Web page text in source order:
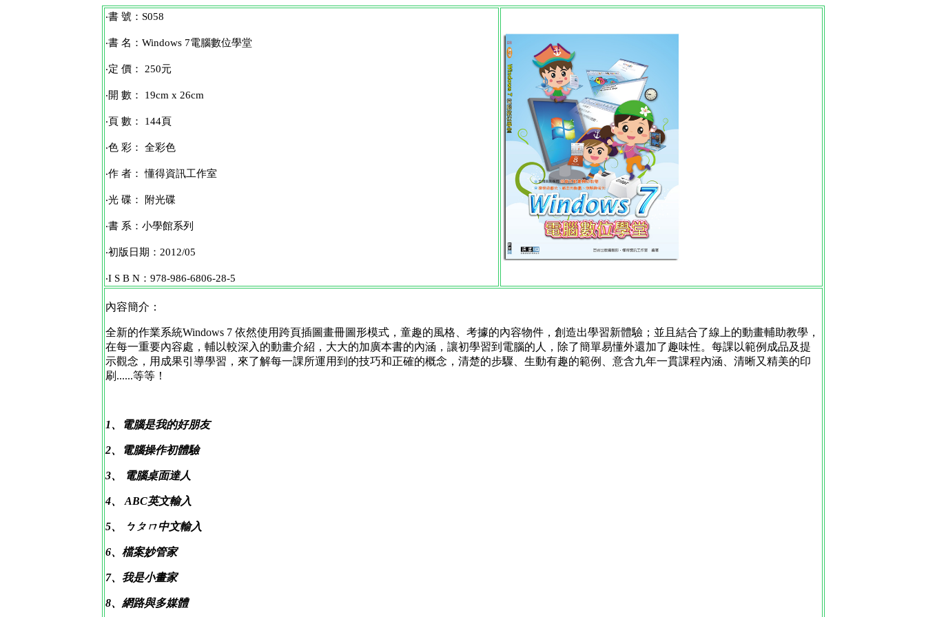
‧書 號：S058
‧書 名：Windows 7電腦數位學堂
‧定 價： 250元
‧開 數： 19cm x 26cm
‧頁 數： 144頁
‧色 彩： 全彩色
‧作 者： 懂得資訊工作室
‧光 碟： 附光碟
‧書 系：小學館系列
‧初版日期：2012/05
‧I S B N：978-986-6806-28-5
內容簡介：
全新的作業系統Windows 7 依然使用跨頁插圖畫冊圖形模式，童趣的風格、考據的內容物件，創造出學習新體驗；並且結合了線上的動畫輔助教學，
在每一重要內容處，輔以較深入的動畫介紹，大大的加廣本書的內涵，讓初學習到電腦的人，除了簡單易懂外還加了趣味性。每課以範例成品及提
示觀念，用成果引導學習，來了解每一課所運用到的技巧和正確的概念，清楚的步驟、生動有趣的範例、意含九年一貫課程內涵、清晰又精美的印
刷......等等！
1、電腦是我的好朋友
2、 電腦操作初體驗
3、 電腦桌面達人
4、 ABC英文輸入
5、 ㄅㄆㄇ中文輸入
6、檔案妙管家
7、我是小畫家
8、網路與多媒體